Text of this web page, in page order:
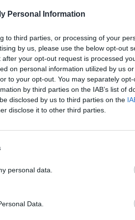
Personal Information
to third parties, or processing of your
by us, please use the below opt-out
your opt-out request is processed
on personal information utilized by us
to your opt-out. You may separately
by third parties on the IAB’s list of
disclosed by us to third parties on the
disclose it to other third parties.
personal data.
Data.
αλλεργικό ιστορικό.
είχαν περίπου
μετά το εμβόλιο
το 98% έκαναν και
ιδίως μετά την πρώτη
δεν εμποδίζουν την
δήλωσε η
Λι.